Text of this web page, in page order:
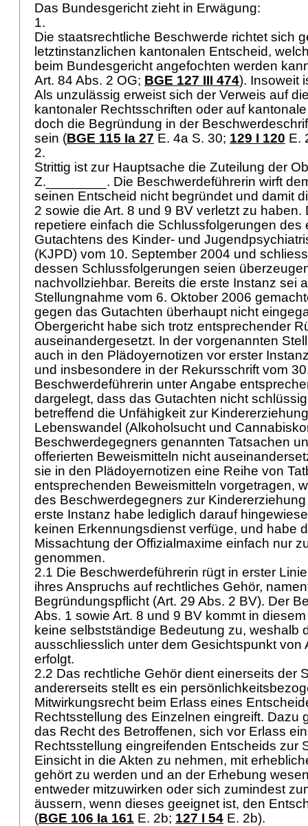
Das Bundesgericht zieht in Erwägung:
1.
Die staatsrechtliche Beschwerde richtet sich
letztinstanzlichen kantonalen Entscheid,
beim Bundesgericht angefochten werden
Art. 84 Abs. 2 OG; BGE 127 III 474). Insoweit
Als unzulässig erweist sich der Verweis auf
kantonaler Rechtsschriften oder auf
doch die Begründung in der
sein (BGE 115 Ia 27 E. 4a S. 30; 129 I 120 E.
2.
Strittig ist zur Hauptsache die Zuteilung der
Z.________. Die Beschwerdeführerin wirft
seinen Entscheid nicht begründet und damit
2 sowie die Art. 8 und 9 BV verletzt zu haben.
repetiere einfach die Schlussfolgerungen des
Gutachtens des Kinder- und
(KJPD) vom 10. September 2004 und
dessen Schlussfolgerungen seien
nachvollziehbar. Bereits die erste Instanz sei
Stellungnahme vom 6. Oktober 2006
gegen das Gutachten überhaupt nicht
Obergericht habe sich trotz entsprechender
auseinandergesetzt. In der vorgenannten
auch in den Plädoyernotizen vor erster
und insbesondere in der Rekursschrift vom
Beschwerdeführerin unter Angabe
dargelegt, dass das Gutachten nicht
betreffend die Unfähigkeit zur
Lebenswandel (Alkoholsucht und
Beschwerdegegners genannten Tatsachen
offerierten Beweismitteln nicht
sie in den Plädoyernotizen eine Reihe von
entsprechenden Beweismitteln vorgetragen,
des Beschwerdegegners zur
erste Instanz habe lediglich darauf
keinen Erkennungsdienst verfüge, und habe
Missachtung der Offizialmaxime einfach nur
genommen.
2.1 Die Beschwerdeführerin rügt in erster
ihres Anspruchs auf rechtliches Gehör,
Begründungspflicht (Art. 29 Abs. 2 BV). Der
Abs. 1 sowie Art. 8 und 9 BV kommt in
keine selbstständige Bedeutung zu, weshalb
ausschliesslich unter dem Gesichtspunkt von
erfolgt.
2.2 Das rechtliche Gehör dient einerseits der
andererseits stellt es ein
Mitwirkungsrecht beim Erlass eines
Rechtsstellung des Einzelnen eingreift. Dazu
das Recht des Betroffenen, sich vor Erlass
Rechtsstellung eingreifenden Entscheids zur
Einsicht in die Akten zu nehmen, mit
gehört zu werden und an der Erhebung
entweder mitzuwirken oder sich zumindest
äussern, wenn dieses geeignet ist, den
(BGE 106 Ia 161 E. 2b; 127 I 54 E. 2b).